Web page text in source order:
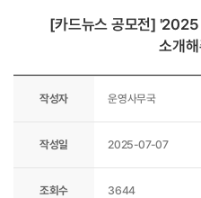
[카드뉴스 공모전] '2025
소개
작성자 운영사무국
작성일 2025-07-07
조회수 3644